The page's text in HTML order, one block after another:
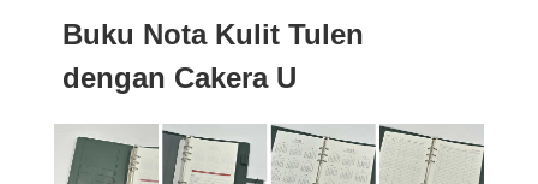
Buku Nota Kulit Tulen
dengan Cakera U